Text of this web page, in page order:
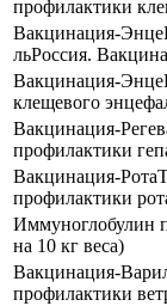
профилактики
Вакцинация-
льРоссия.
Вакцинация-
клещевого
Вакцинация-
профилактики
Вакцинация-
профилактики
Иммуноглобулин
на 10 кг веса)
Вакцинация-
профилактики